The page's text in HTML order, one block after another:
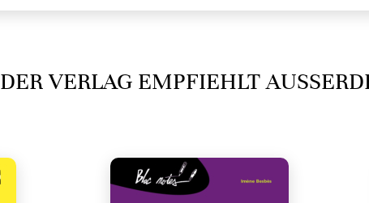
DER VERLAG EMPFIEHLT